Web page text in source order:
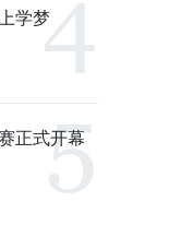
学梦
正式开幕